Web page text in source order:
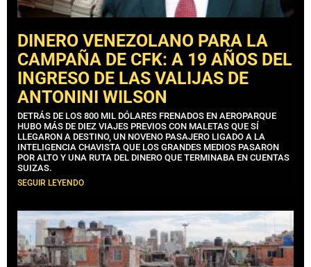
DINERO VENEZOLANO PARA LA
CAMPAÑA DE CFK: A 19 AÑOS DEL
INGRESO DE LAS VALIJAS DE
ANTONINI WILSON
DETRÁS DE LOS 800 MIL DÓLARES FRENADOS EN AEROPARQUE
HUBO MÁS DE DIEZ VIAJES PREVIOS CON MALETAS QUE SÍ
LLEGARON A DESTINO, UN NOVENO PASAJERO LIGADO A LA
INTELIGENCIA CHAVISTA QUE LOS GRANDES MEDIOS PASARON
POR ALTO Y UNA RUTA DEL DINERO QUE TERMINABA EN CUENTAS
SUIZAS.
SEGUIR LEYENDO